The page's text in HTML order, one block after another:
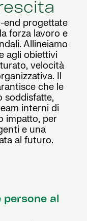
end progettate
forza lavoro e
Allineiamo
agli obiettivi
velocità
Il
che le
soddisfatte,
interni di
impatto, per
e una
al futuro.
persone al